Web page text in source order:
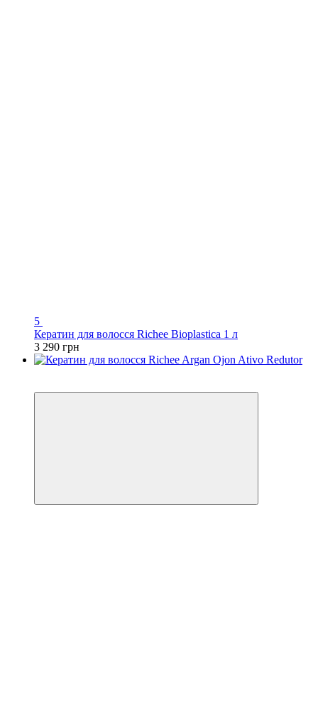
5
Кератин для волосся Richee Bioplastica 1 л
3 290 грн